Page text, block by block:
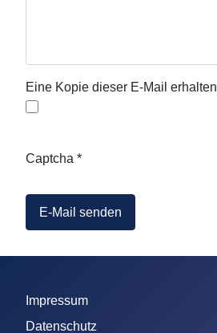
Eine Kopie dieser E-Mail erhalten
Captcha *
E-Mail senden
Impressum
Datenschutz